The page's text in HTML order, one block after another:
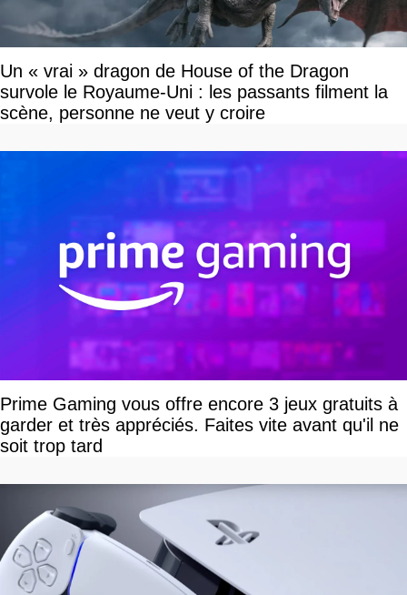
Un « vrai » dragon de House of the Dragon
survole le Royaume-Uni : les passants filment la
scène, personne ne veut y croire
Prime Gaming vous offre encore 3 jeux gratuits à
garder et très appréciés. Faites vite avant qu'il ne
soit trop tard